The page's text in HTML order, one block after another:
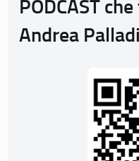
PODCAST
Andrea